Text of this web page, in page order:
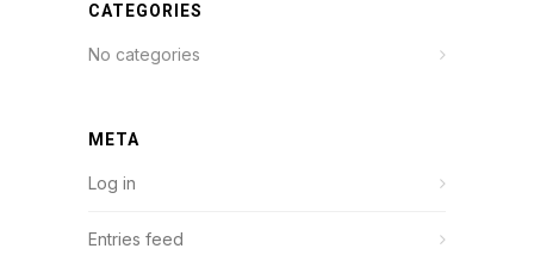
CATEGORIES
No categories
META
Log in
Entries feed